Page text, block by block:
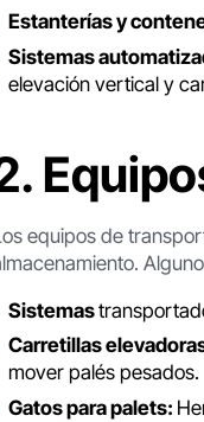
Estanterías y
Sistemas
elevación vertical y
equipos de
Sistemas
Carretillas
mover palés pesados.
Gatos para palets: